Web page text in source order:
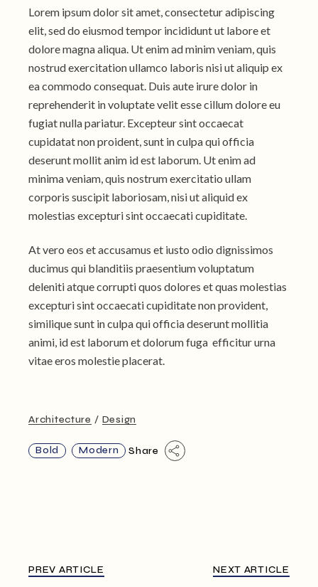
Lorem ipsum dolor sit amet, consectetur adipiscing
elit, sed do eiusmod tempor incididunt ut labore et
dolore magna aliqua. Ut enim ad minim veniam, quis
nostrud exercitation ullamco laboris nisi ut aliquip ex
ea commodo consequat. Duis aute irure dolor in
reprehenderit in voluptate velit esse cillum dolore eu
fugiat nulla pariatur. Excepteur sint occaecat
cupidatat non proident, sunt in culpa qui officia
deserunt mollit anim id est laborum. Ut enim ad
minima veniam, quis nostrum exercitatio ullam
corporis suscipit laboriosam, nisi ut aliquid ex
molestias excepturi sint occaecati cupiditate.
At vero eos et accusamus et iusto odio dignissimos
ducimus qui blanditiis praesentium voluptatum
deleniti atque corrupti quos dolores et quas molestias
excepturi sint occaecati cupiditate non provident,
similique sunt in culpa qui officia deserunt mollitia
animi, id est laborum et dolorum fuga efficitur urna
vitae eros molestie placerat.
Architecture Design
Bold Modern Share
PREV ARTICLE NEXT ARTICLE